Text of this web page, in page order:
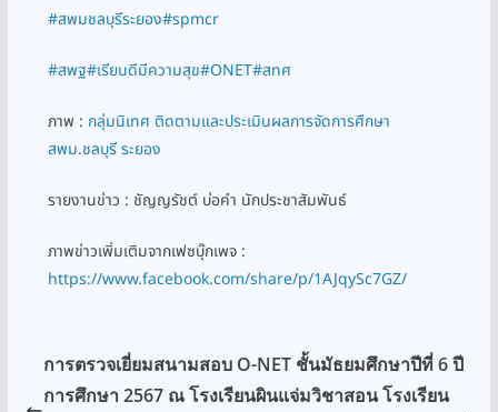
#สพมชลบุรีระยอง#spmcr
#สพฐ#เรียนดีมีความสุข#ONET#สทศ
ภาพ : กลุ่มนิเทศ ติดตามและประเมินผลการจัดการศึกษา
สพม.ชลบุรี ระยอง
รายงานข่าว : ชัญญรัชต์ บ่อคำ นักประชาสัมพันธ์
ภาพข่าวเพิ่มเติมจากเฟซบุ๊กเพจ :
https://www.facebook.com/share/p/1AJqySc7GZ/
การตรวจเยี่ยมสนามสอบ O-NET ชั้นมัธยมศึกษาปีที่ 6 ปี
การศึกษา 2567 ณ โรงเรียนผินแจ่มวิชาสอน โรงเรียน